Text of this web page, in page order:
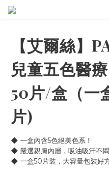
【艾爾絲】
兒童五色醫
50片/盒（一
片)
◆ 一盒內含5色絕美色系！
◆ 嚴選親膚內層，吸油吸汗不
◆ 一盒50片裝，大容量包裝好